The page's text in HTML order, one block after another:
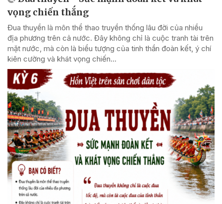
vọng chiến thắng
Đua thuyền là môn thể thao truyền thống lâu đời của nhiều
địa phương trên cả nước. Đây không chỉ là cuộc tranh tài trên
mặt nước, mà còn là biểu tượng của tinh thần đoàn kết, ý chí
kiên cường và khát vọng chiến...